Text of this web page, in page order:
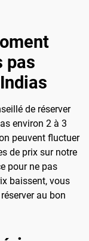
pas
de réserver
environ 2 à 3
peuvent fluctuer
de prix sur notre
pour ne pas
baissent, vous
au bon